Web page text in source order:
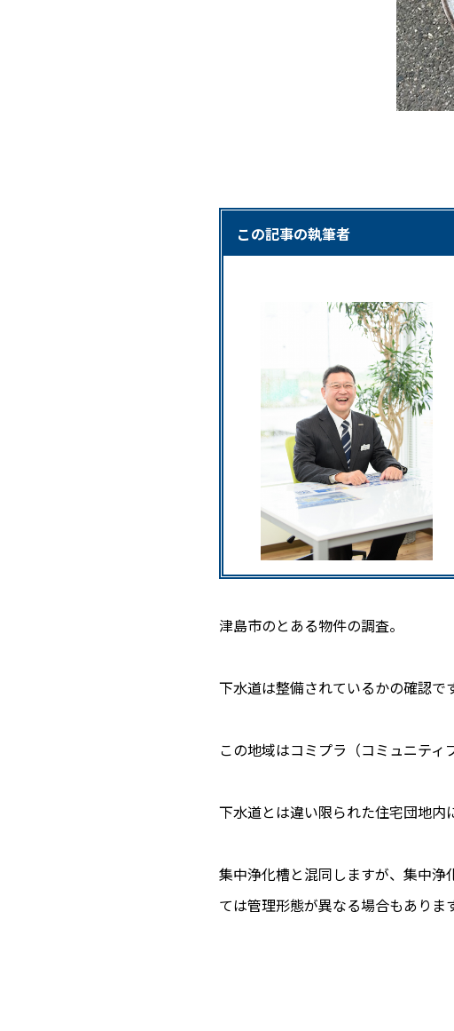
この記事の執筆者
津島市のとある物件の調査。
下水道は整備されているかの確認です
この地域はコミプラ（コミュニティ
下水道とは違い限られた住宅団地内
集中浄化槽と混同しますが、集中
ては管理形態が異なる場合もありま